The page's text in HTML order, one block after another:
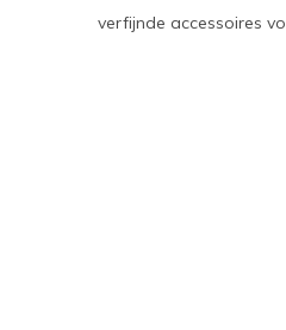
verfijnde accessoires